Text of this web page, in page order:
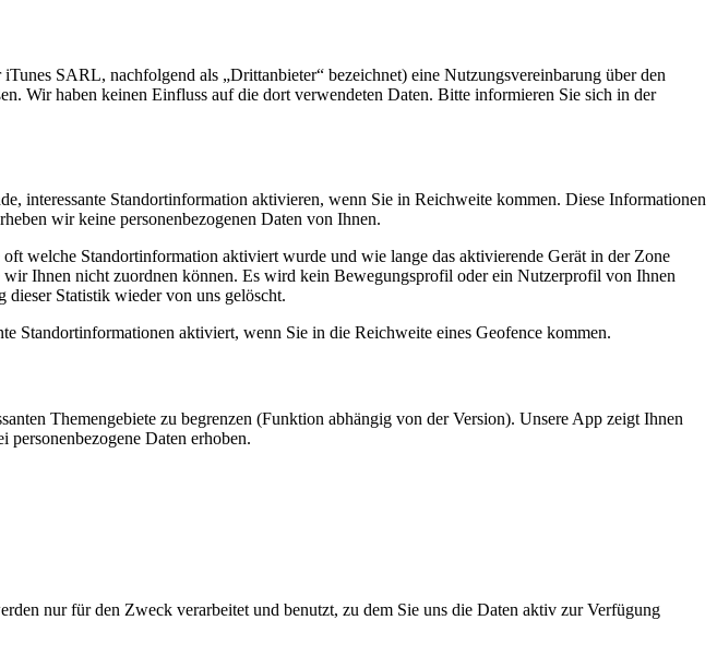
SARL, nachfolgend als „Drittanbieter“ bezeichnet) eine Nutzungsvereinbarung über den
Wir haben keinen Einfluss auf die dort verwendeten Daten. Bitte informieren Sie sich in der
interessante Standortinformation aktivieren, wenn Sie in Reichweite kommen. Diese Informationen
wir keine personenbezogenen Daten von Ihnen.
welche Standortinformation aktiviert wurde und wie lange das aktivierende Gerät in der Zone
Ihnen nicht zuordnen können. Es wird kein Bewegungsprofil oder ein Nutzerprofil von Ihnen
Statistik wieder von uns gelöscht.
Standortinformationen aktiviert, wenn Sie in die Reichweite eines Geofence kommen.
Themengebiete zu begrenzen (Funktion abhängig von der Version). Unsere App zeigt Ihnen
Daten erhoben.
nur für den Zweck verarbeitet und benutzt, zu dem Sie uns die Daten aktiv zur Verfügung